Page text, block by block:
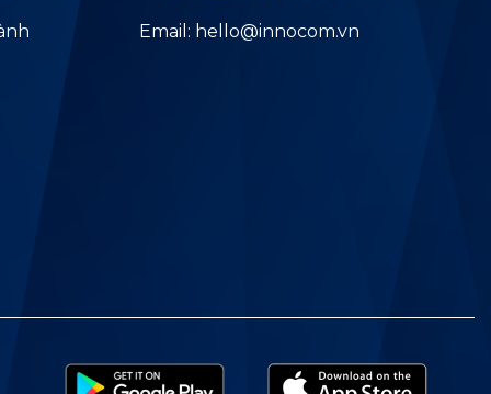
Email: hello@innocom.vn